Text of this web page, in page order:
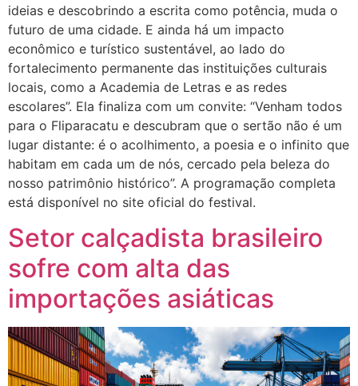
ideias e descobrindo a escrita como potência, muda o
futuro de uma cidade. E ainda há um impacto
econômico e turístico sustentável, ao lado do
fortalecimento permanente das instituições culturais
locais, como a Academia de Letras e as redes
escolares”. Ela finaliza com um convite: “Venham todos
para o Fliparacatu e descubram que o sertão não é um
lugar distante: é o acolhimento, a poesia e o infinito que
habitam em cada um de nós, cercado pela beleza do
nosso patrimônio histórico”. A programação completa
está disponível no site oficial do festival.
Setor calçadista brasileiro
sofre com alta das
importações asiáticas